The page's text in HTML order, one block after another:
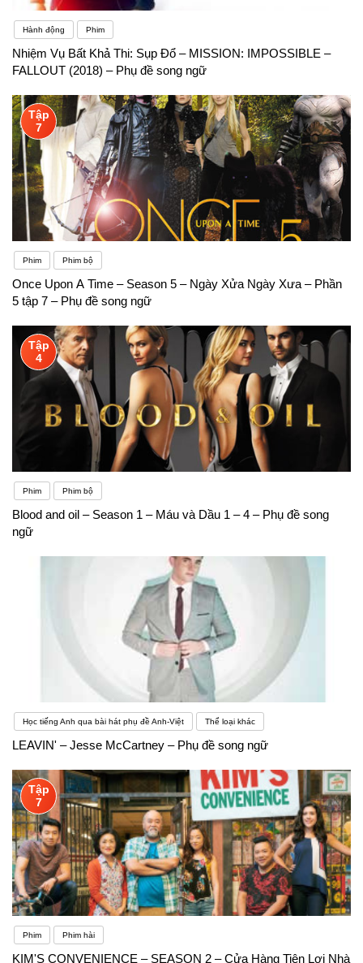
Hành động Phim
Nhiệm Vụ Bất Khả Thi: Sụp Đổ – MISSION: IMPOSSIBLE –
FALLOUT (2018) – Phụ đề song ngữ
Tập
7
Phim Phim bộ
Once Upon A Time – Season 5 – Ngày Xửa Ngày Xưa – Phần
5 tập 7 – Phụ đề song ngữ
Tập
4
Phim Phim bộ
Blood and oil – Season 1 – Máu và Dầu 1 – 4 – Phụ đề song
ngữ
Học tiếng Anh qua bài hát phụ đề Anh-Việt Thể loại khác
LEAVIN' – Jesse McCartney – Phụ đề song ngữ
Tập
7
Phim Phim hài
KIM'S CONVENIENCE – SEASON 2 – Cửa Hàng Tiện Lợi Nhà